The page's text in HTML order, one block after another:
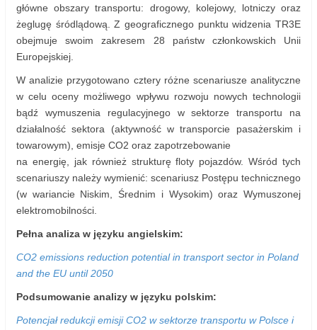
główne obszary transportu: drogowy, kolejowy, lotniczy oraz
żeglugę śródlądową. Z geograficznego punktu widzenia TR3E
obejmuje swoim zakresem 28 państw członkowskich Unii
Europejskiej.
W analizie przygotowano cztery różne scenariusze analityczne
w celu oceny możliwego wpływu rozwoju nowych technologii
bądź wymuszenia regulacyjnego w sektorze transportu na
działalność sektora (aktywność w transporcie pasażerskim i
towarowym), emisje CO2 oraz zapotrzebowanie
na energię, jak również strukturę floty pojazdów. Wśród tych
scenariuszy należy wymienić: scenariusz Postępu technicznego
(w wariancie Niskim, Średnim i Wysokim) oraz Wymuszonej
elektromobilności.
Pełna analiza w języku angielskim:
CO2 emissions reduction potential in transport sector in Poland
and the EU until 2050
Podsumowanie analizy w języku polskim:
Potencjał redukcji emisji CO2 w sektorze transportu w Polsce i